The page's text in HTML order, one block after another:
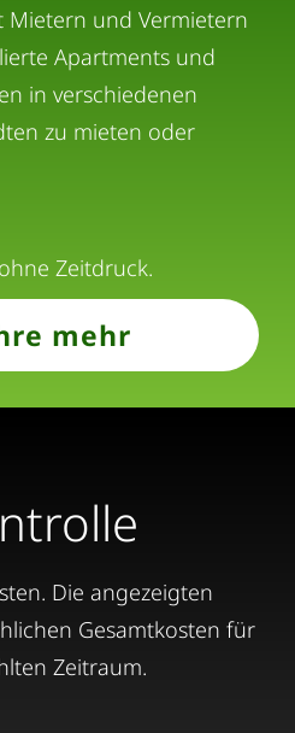
Mietern und Vermietern
Apartments und
in verschiedenen
zu mieten oder
Zeitdruck.
mehr
Die angezeigten
Gesamtkosten für
Zeitraum.